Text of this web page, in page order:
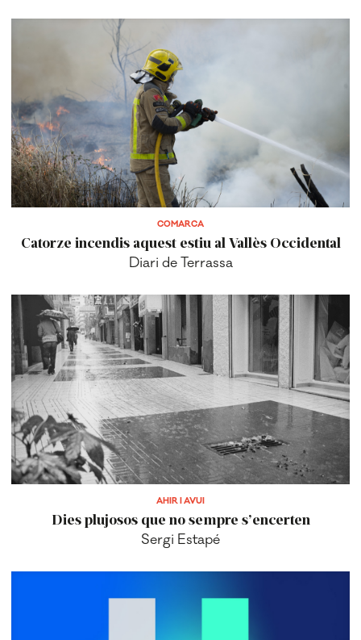
COMARCA
Catorze incendis aquest estiu al Vallès Occidental
Diari de Terrassa
AHIR I AVUI
Dies plujosos que no sempre s’encerten
Sergi Estapé